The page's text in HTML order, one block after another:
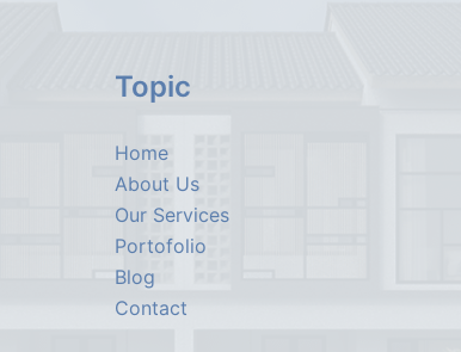
Topic
Home
About Us
Our Services
Portofolio
Blog
Contact